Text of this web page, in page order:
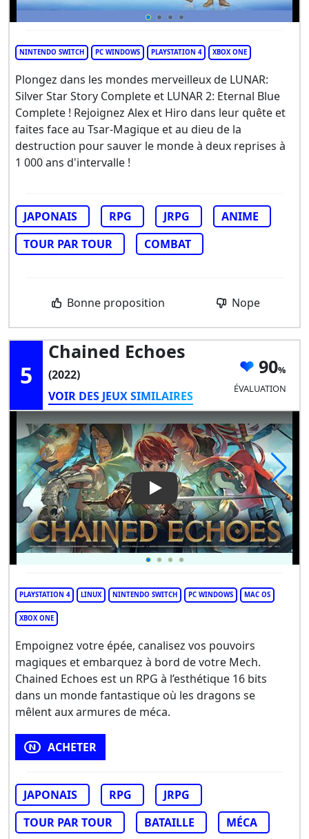
NINTENDO SWITCH PC WINDOWS PLAYSTATION 4 XBOX ONE
Plongez dans les mondes merveilleux de LUNAR:
Silver Star Story Complete et LUNAR 2: Eternal Blue
Complete ! Rejoignez Alex et Hiro dans leur quête et
faites face au Tsar-Magique et au dieu de la
destruction pour sauver le monde à deux reprises à
1 000 ans d'intervalle !
JAPONAIS RPG JRPG
ANIME
TOUR PAR TOUR
COMBAT
Bonne proposition Nope
5
Chained Echoes
(2022)
VOIR DES JEUX SIMILAIRES
90
ÉVALUATION
Play Video: Chained Echoes
PLAYSTATION 4 LINUX NINTENDO SWITCH PC WINDOWS MAC OS
XBOX ONE
Empoignez votre épée, canalisez vos pouvoirs
magiques et embarquez à bord de votre Mech.
Chained Echoes est un RPG à l’esthétique 16 bits
dans un monde fantastique où les dragons se
mêlent aux armures de méca.
ACHETER
JAPONAIS RPG
JRPG
TOUR PAR TOUR
BATAILLE MÉCA